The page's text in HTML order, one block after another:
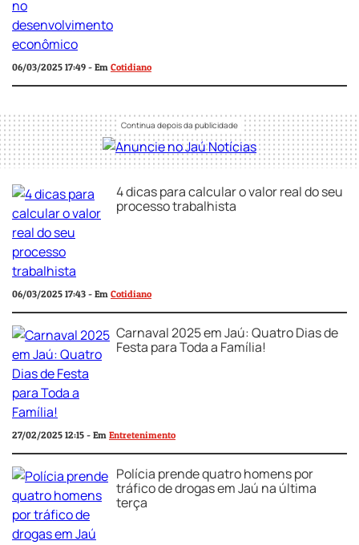
06/03/2025 17:49 - Em Cotidiano
4 dicas para calcular o valor real do seu
processo trabalhista
06/03/2025 17:43 - Em Cotidiano
Carnaval 2025 em Jaú: Quatro Dias de
Festa para Toda a Família!
27/02/2025 12:15 - Em Entretenimento
Polícia prende quatro homens por
tráfico de drogas em Jaú na última
terça